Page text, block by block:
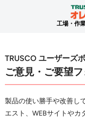
工場・作
TRUSCO ユーザーズ
ご意見・ご要望
製品の使い勝手や改善し
エスト、WEBサイトやカ